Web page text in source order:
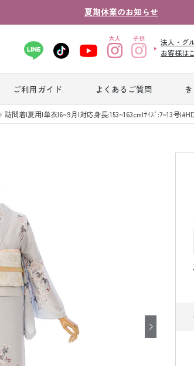
夏期休業のお知らせ
法人・グ
お客様は
ご利用ガイド よくあるご質問
レンタル
卒業式袴レンタ
ル
礼装レンタ
販売品
訪問着|夏用|単衣|6~9月|対応身長:153~163cm|ｻｲｽﾞ:7~13号